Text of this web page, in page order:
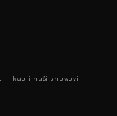
— kao i naši showovi